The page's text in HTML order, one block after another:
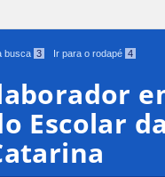
busca 3 Ir para o rodapé 4
Escolar